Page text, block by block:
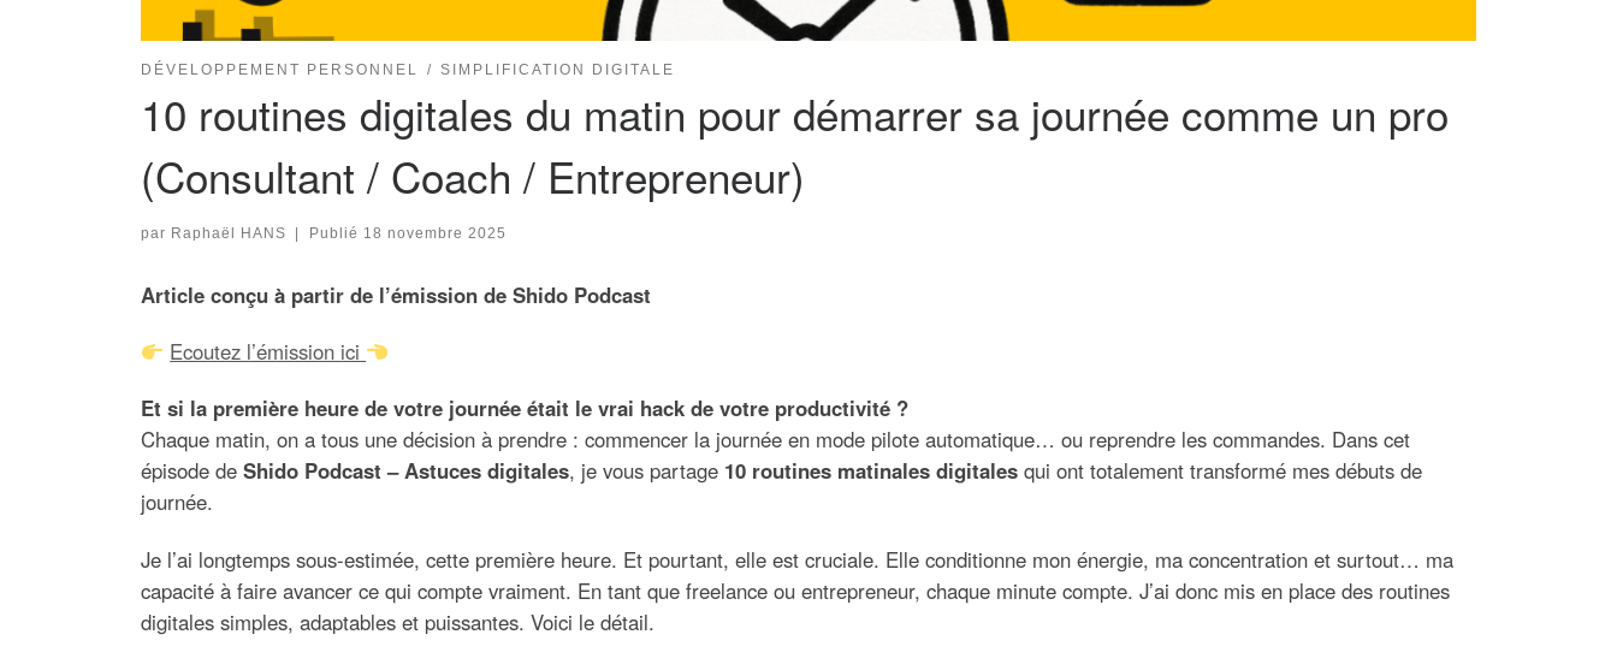
DÉVELOPPEMENT PERSONNEL SIMPLIFICATION DIGITALE
10 routines digitales du matin pour démarrer sa journée comme un pro
(Consultant / Coach / Entrepreneur)
par Raphaël HANS Publié 18 novembre 2025
Article conçu à partir de l’émission de Shido Podcast
Ecoutez l’émission ici
Et si la première heure de votre journée était le vrai hack de votre productivité ?
Chaque matin, on a tous une décision à prendre : commencer la journée en mode pilote automatique… ou reprendre les commandes. Dans cet
épisode de Shido Podcast – Astuces digitales, je vous partage 10 routines matinales digitales qui ont totalement transformé mes débuts de
journée.
Je l’ai longtemps sous-estimée, cette première heure. Et pourtant, elle est cruciale. Elle conditionne mon énergie, ma concentration et surtout… ma
capacité à faire avancer ce qui compte vraiment. En tant que freelance ou entrepreneur, chaque minute compte. J’ai donc mis en place des routines
digitales simples, adaptables et puissantes. Voici le détail.